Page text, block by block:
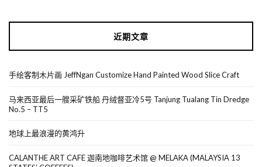
近期文章
手绘客制木片画 JeffNgan Customize Hand Painted Wood Slice Craft
马来西亚最后一艘采矿铁船 丹绒督亚冷5号 Tanjung Tualang Tin Dredge
No.5 – TT5
地球上最浪漫的黄鸿升
CALANTHE ART CAFE 迦南地咖啡艺术馆 @ MELAKA (MALAYSIA 13